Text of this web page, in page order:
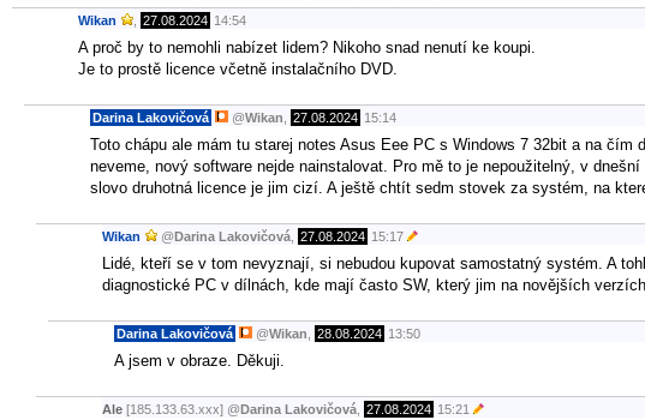
Wikan 27.08.2024 14:54
A proč by to nemohli nabízet lidem? Nikoho snad nenutí ke koupi.
Je to prostě licence včetně instalačního DVD.
Darina Lakovičová @Wikan 27.08.2024 15:14
Toto chápu ale mám tu starej notes Asus Eee PC s Windows 7 32bit a na
neveme, nový software nejde nainstalovat. Pro mě to je nepoužitelný, v
slovo druhotná licence je jim cizí. A ještě chtít sedm stovek za systém, na
Wikan @Darina Lakovičová 27.08.2024 15:17
Lidé, kteří se v tom nevyznají, si nebudou kupovat samostatný systém. A
diagnostické PC v dílnách, kde mají často SW, který jim na novějších verzích
Darina Lakovičová @Wikan 28.08.2024 13:50
A jsem v obraze. Děkuji.
Ale [185.133.63.xxx] @Darina Lakovičová 27.08.2024 15:21